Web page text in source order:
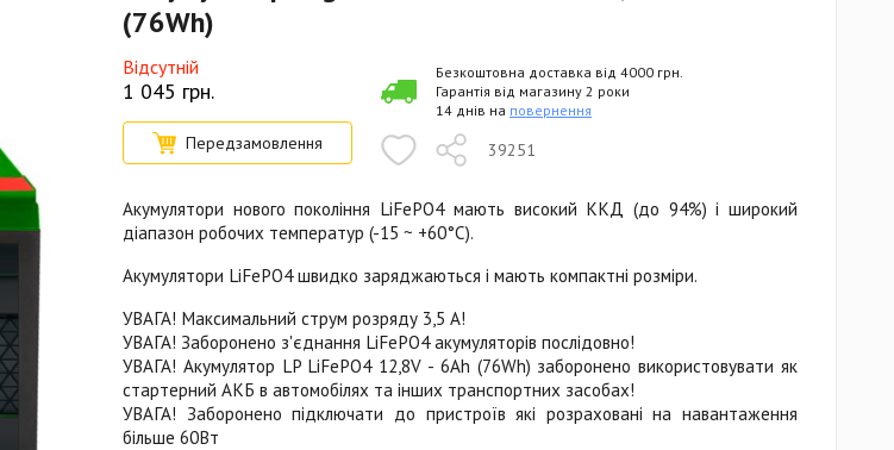
(76Wh)
Відсутній
1 045 грн.
Передзамовлення 39251
Безкоштовна доставка від 4000 грн.
Гарантія від магазину 2 роки
14 днів на повернення
Акумулятори нового покоління LiFePO4 мають високий ККД (до 94%) і широкий
діапазон робочих температур (-15 ~ +60°C).
Акумулятори LiFePO4 швидко заряджаються і мають компактні розміри.
УВАГА! Максимальний струм розряду 3,5 А!
УВАГА! Заборонено з'єднання LiFePO4 акумуляторів послідовно!
УВАГА! Акумулятор LP LiFePO4 12,8V - 6Ah (76Wh) заборонено використовувати як
стартерний АКБ в автомобілях та інших транспортних засобах!
УВАГА! Заборонено підключати до пристроїв які розраховані на навантаження
більше 60Вт